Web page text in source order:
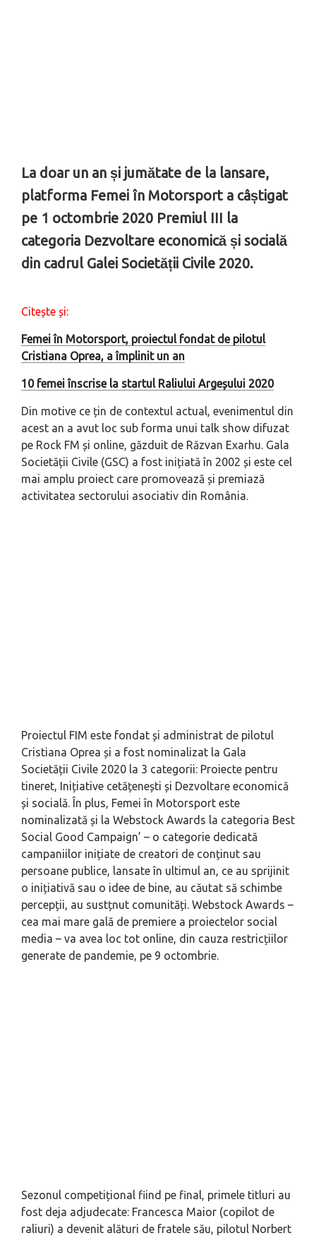
La doar un an și jumătate de la lansare,
platforma Femei în Motorsport a câștigat
pe 1 octombrie 2020 Premiul III la
categoria Dezvoltare economică și socială
din cadrul Galei Societății Civile 2020.
Citește și:
Femei în Motorsport, proiectul fondat de pilotul
Cristiana Oprea, a împlinit un an
10 femei înscrise la startul Raliului Argeșului 2020
Din motive ce țin de contextul actual, evenimentul din
acest an a avut loc sub forma unui talk show difuzat
pe Rock FM și online, găzduit de Răzvan Exarhu. Gala
Societății Civile (GSC) a fost inițiată în 2002 și este cel
mai amplu proiect care promovează și premiază
activitatea sectorului asociativ din România.
Proiectul FIM este fondat și administrat de pilotul
Cristiana Oprea și a fost nominalizat la Gala
Societății Civile 2020 la 3 categorii: Proiecte pentru
tineret, Inițiative cetățenești și Dezvoltare economică
și socială. În plus, Femei în Motorsport este
nominalizată și la Webstock Awards la categoria Best
Social Good Campaign’ – o categorie dedicată
campaniilor inițiate de creatori de conținut sau
persoane publice, lansate în ultimul an, ce au sprijinit
o inițiativă sau o idee de bine, au căutat să schimbe
percepții, au sustțnut comunități. Webstock Awards –
cea mai mare gală de premiere a proiectelor social
media – va avea loc tot online, din cauza restricțiilor
generate de pandemie, pe 9 octombrie.
Sezonul competițional fiind pe final, primele titluri au
fost deja adjudecate: Francesca Maior (copilot de
raliuri) a devenit alături de fratele său, pilotul Norbert